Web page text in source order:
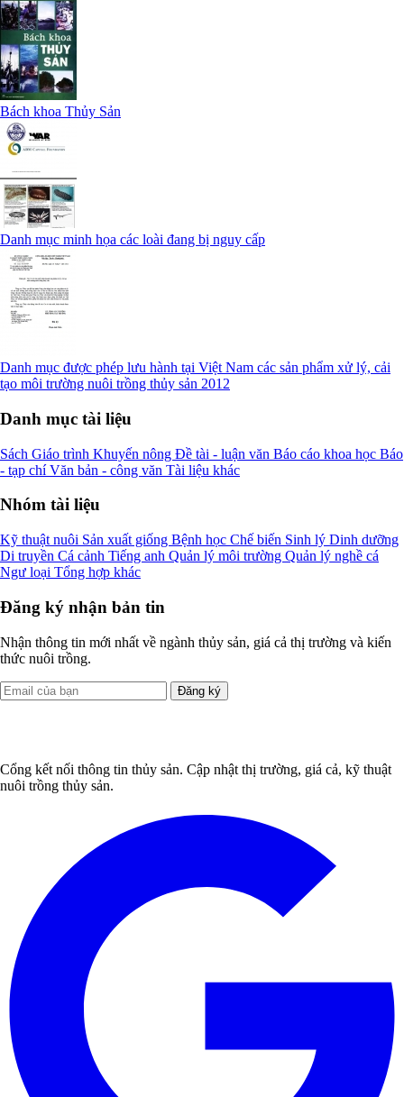
Bách khoa Thủy Sản
Danh mục minh họa các loài đang bị nguy cấp
Danh mục được phép lưu hành tại Việt Nam các sản phẩm xử lý, cải
tạo môi trường nuôi trồng thủy sản 2012
Danh mục tài liệu
Sách Giáo trình Khuyến nông Đề tài - luận văn Báo cáo khoa học Báo
- tạp chíVăn bản - công văn Tài liệu khác
Nhóm tài liệu
Kỹ thuật nuôi Sản xuất giống Bệnh học Chế biến Sinh lý Dinh dưỡng
Di truyền Cá cảnh Tiếng anh Quản lý môi trường Quản lý nghề cá
Ngư loại Tổng hợp khác
Đăng ký nhận bản tin
Nhận thông tin mới nhất về ngành thủy sản, giá cả thị trường và kiến
thức nuôi trồng.
Đăng ký
Cổng kết nối thông tin thủy sản. Cập nhật thị trường, giá cả, kỹ thuật
nuôi trồng thủy sản.